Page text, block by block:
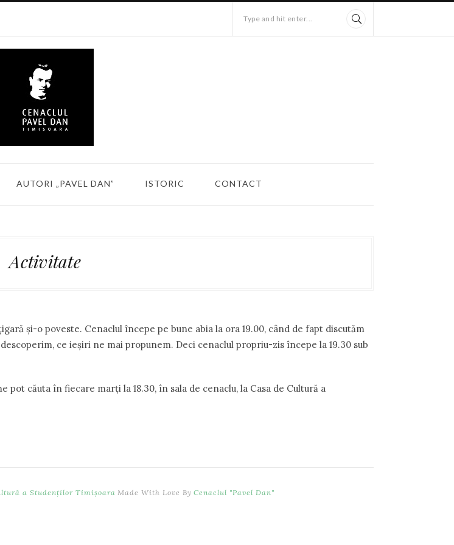
Type and hit enter...
AUTORI „PAVEL DAN” ISTORIC CONTACT
Activitate
şi-o poveste. Cenaclul începe pe bune abia la ora 19.00, când de fapt discutăm
ce ieşiri ne mai propunem. Deci cenaclul propriu-zis începe la 19.30 sub
căuta în fiecare marţi la 18.30, în sala de cenaclu, la Casa de Cultură a
a Studenților Timișoara Made With Love By Cenaclul "Pavel Dan"